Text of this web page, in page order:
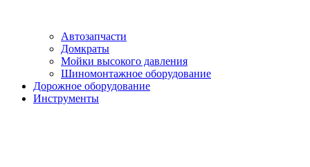
Автозапчасти
Домкраты
Мойки высокого давления
Шиномонтажное оборудование
Дорожное оборудование
Инструменты